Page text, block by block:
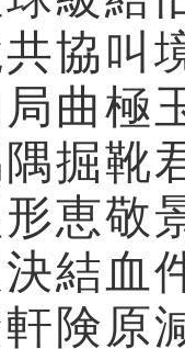
共協 叫
局 曲極
隅掘靴
形恵敬
決結 血
軒 険 原